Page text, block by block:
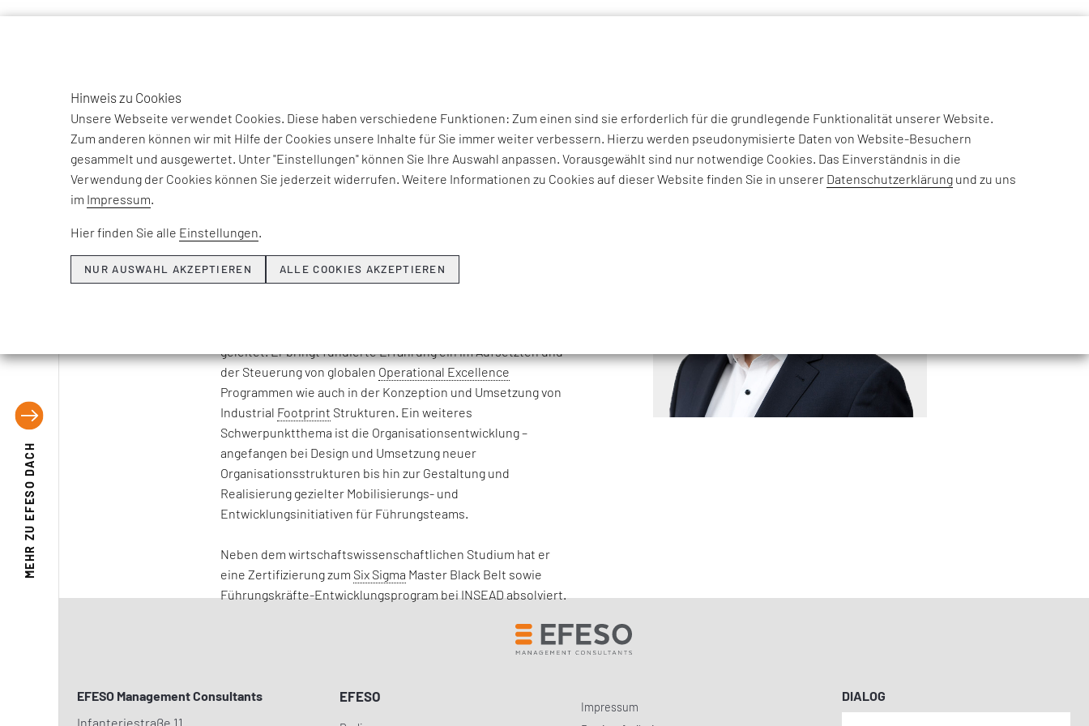
MEHR ZU
EFESO DACH
EFESO Management Consultants Unternehmen Team Fernando Cruzado
FERNANDO CRUZADO
EFESO Consulting GmbH und leitet dort global das Chemie-
geleitet. Er bringt fundierte Erfahrung ein im Aufsetzten und
der Steuerung von globalen Operational Excellence
Programmen wie auch in der Konzeption und Umsetzung von
Industrial Footprint Strukturen. Ein weiteres
Schwerpunktthema ist die Organisationsentwicklung –
angefangen bei Design und Umsetzung neuer
Organisationsstrukturen bis hin zur Gestaltung und
Realisierung gezielter Mobilisierungs- und
Entwicklungsinitiativen für Führungsteams.
Neben dem wirtschaftswissenschaftlichen Studium hat er
eine Zertifizierung zum Six Sigma Master Black Belt sowie
Führungskräfte-Entwicklungsprogram bei INSEAD absolviert.
EFESO Management Consultants
Infanteriestraße 11
EFESO
Impressum
DIALOG
Hinweis zu Cookies
Unsere Webseite verwendet Cookies. Diese haben verschiedene Funktionen: Zum einen sind sie erforderlich für die grundlegende Funktionalität unserer Website.
Zum anderen können wir mit Hilfe der Cookies unsere Inhalte für Sie immer weiter verbessern. Hierzu werden pseudonymisierte Daten von Website-Besuchern
gesammelt und ausgewertet. Unter "Einstellungen" können Sie Ihre Auswahl anpassen. Vorausgewählt sind nur notwendige Cookies. Das Einverständnis in die
Verwendung der Cookies können Sie jederzeit widerrufen. Weitere Informationen zu Cookies auf dieser Website finden Sie in unserer Datenschutzerklärung und zu uns
im Impressum.
Hier finden Sie alle Einstellungen.
NUR AUSWAHL AKZEPTIEREN ALLE COOKIES AKZEPTIEREN